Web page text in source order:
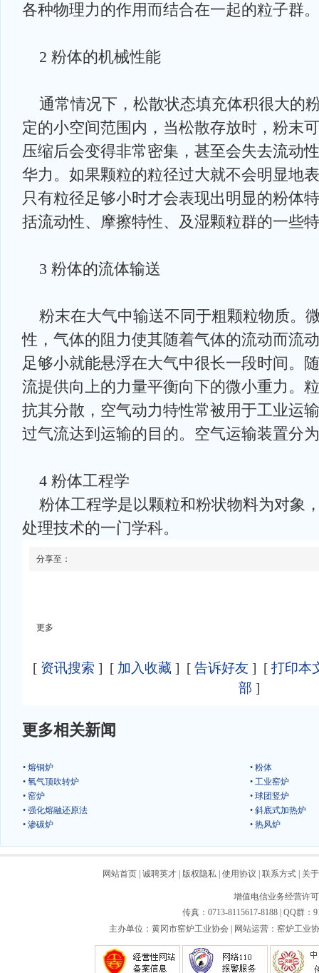
各种物理力的作用而结合在一起的粒子群。
2 粉体的机械性能
通常情况下，松散状态填充体积很大的
定的小空间范围内，当松散存放时，粉末
压缩后会变得非常密集，甚至会失去流动
华力。如果颗粒的粒径过大就不会明显地
只有粒径足够小时才会表现出明显的粉体
括流动性、摩擦特性、及湿颗粒群的一些
3 粉体的流体输送
粉末在大气中输送不同于粗颗粒物质。
性，气体的阻力使其随着气体的流动而流
足够小就能悬浮在大气中很长一段时间。
流提供向上的力量平衡向下的微小重力。
抗其分散，空气动力特性常被用于工业运
过气流达到运输的目的。空气运输装置分
4 粉体工程学
粉体工程学是以颗粒和粉状物料为对象
处理技术的一门学科。
分享至：
更多
[ 资讯搜索 ] [ 加入收藏 ] [ 告诉好友 ] [ 打印本
部 ]
更多相关新闻
• 熔铜炉
• 粉体
• 氧气顶吹转炉
• 工业窑炉
• 窑炉
• 球团竖炉
• 强化熔融还原法
• 斜底式加热炉
• 渗碳炉
• 热风炉
网站首页 诚聘英才 版权隐私 使用协议 联系方式 关
增值电信业务经营许
传真：0713-8115617-8188 | QQ群：
主办单位：黄冈市窑炉工业协会 | 网站运营：窑炉工业